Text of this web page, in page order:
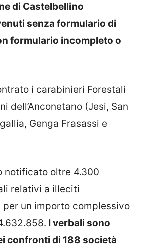
di Castelbellino
senza formulario di
formulario incompleto o
i carabinieri Forestali
dell’Anconetano (Jesi, San
Genga Frasassi e
notificato oltre 4.300
relativi a illeciti
un importo complessivo
I verbali sono
confronti di 188 società